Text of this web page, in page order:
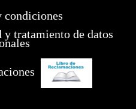
condiciones
tratamiento de datos